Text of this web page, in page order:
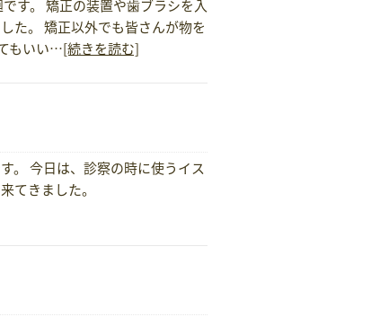
す。 矯正の装置や歯ブラシを入
た。 矯正以外でも皆さんが物を
もいい…[続きを読む]
。 今日は、診察の時に使うイス
てきました。